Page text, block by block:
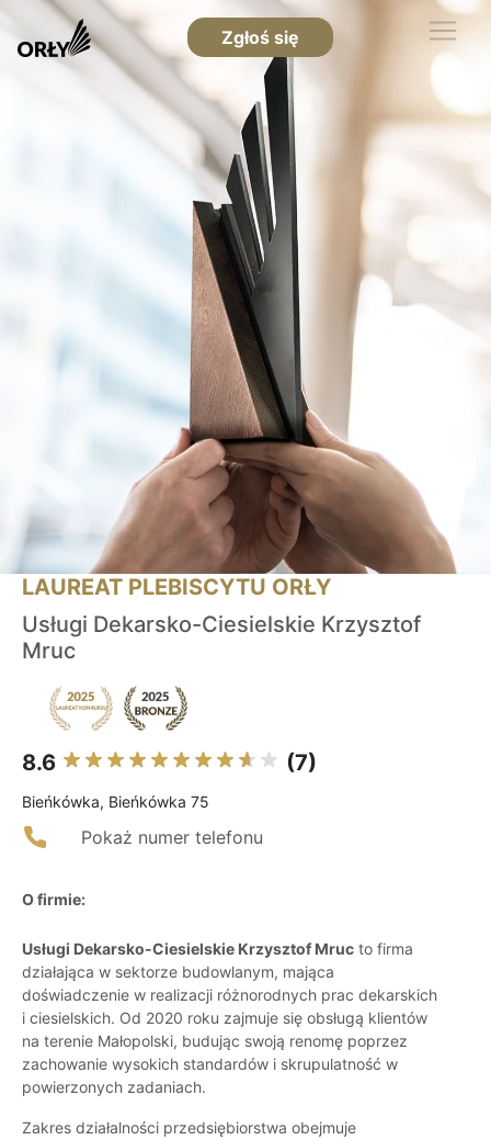
Zgłoś się
LAUREAT PLEBISCYTU ORŁY
Usługi Dekarsko-Ciesielskie Krzysztof
Mruc
8.6 (7)
Bieńkówka, Bieńkówka 75
Pokaż numer telefonu
O firmie:
Usługi Dekarsko-Ciesielskie Krzysztof Mruc to firma
działająca w sektorze budowlanym, mająca
doświadczenie w realizacji różnorodnych prac dekarskich
i ciesielskich. Od 2020 roku zajmuje się obsługą klientów
na terenie Małopolski, budując swoją renomę poprzez
zachowanie wysokich standardów i skrupulatność w
powierzonych zadaniach.
Zakres działalności przedsiębiorstwa obejmuje